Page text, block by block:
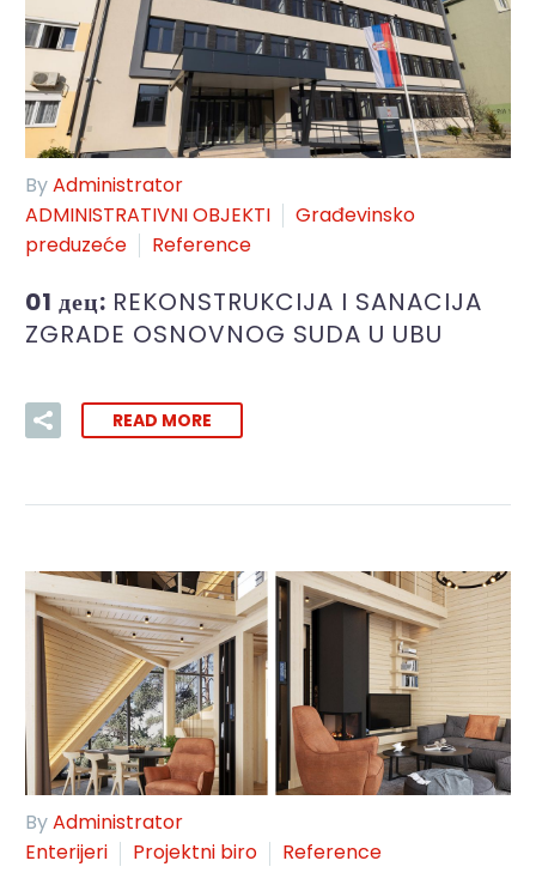
ByAdministrator
ADMINISTRATIVNI OBJEKTI
Građevinsko
preduzeće
Reference
01 дец: REKONSTRUKCIJA I SANACIJA
ZGRADE OSNOVNOG SUDA U UBU
READ MORE
ByAdministrator
Enterijeri
Projektni biro Reference